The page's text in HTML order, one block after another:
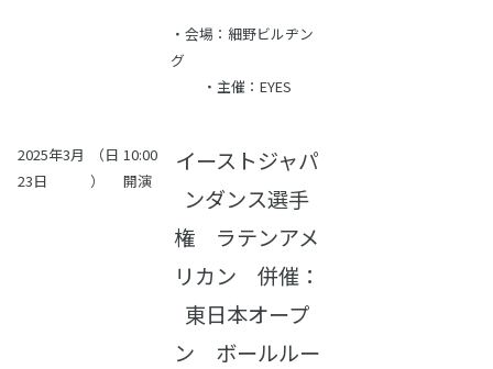
・会場：細野ビルヂン
グ
・主催：EYES
2025年3月
23日
（日
）
10:00
開演
イーストジャパ
ンダンス選手
権 ラテンアメ
リカン 併催：
東日本オープ
ン ボールルー